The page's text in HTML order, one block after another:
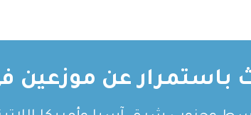
باستمرار عن موزعين